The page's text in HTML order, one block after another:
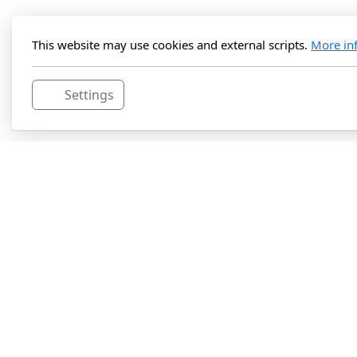
This website may use cookies and external scripts. More
Settings